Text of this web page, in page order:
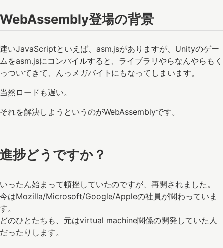
WebAssembly登場の背景
速いJavaScriptといえば、asm.jsがありますが、Unityのゲー
ムをasm.jsにコンパイルすると、ライブラリやらなんやらもく
っついてきて、んっメガバイトにもなってしまいます。
当然ロードも遅い。
それを解決しようというのがWebAssemblyです。
進捗どうですか？
いったん始まって頓挫していたのですが、再開されました。
今はMozilla/Microsoft/Google/Appleの社員が関わっていま
す。
どのひとたちも、元はvirtual machine関係の開発していた人
だったりします。